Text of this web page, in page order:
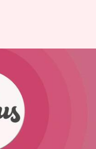
रुपये होगा
am